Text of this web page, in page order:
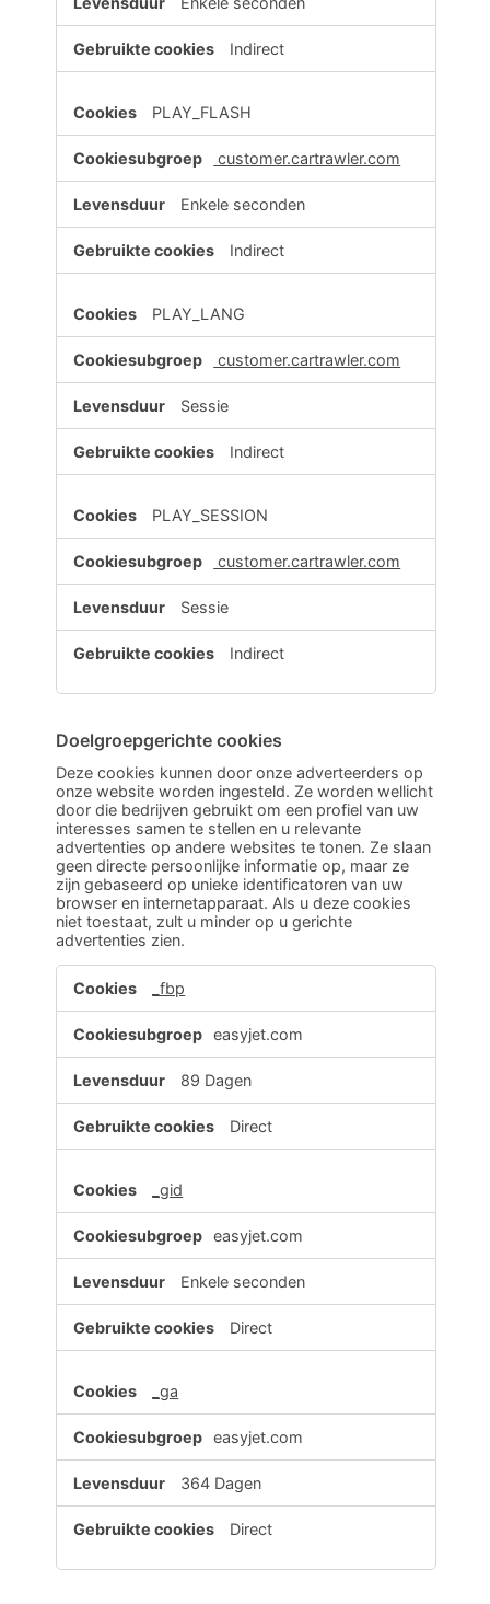
Indirect
PLAY_FLASH
customer.cartrawler.com
Enkele seconden
Indirect
PLAY_LANG
customer.cartrawler.com
Sessie
Indirect
PLAY_SESSION
customer.cartrawler.com
Sessie
Indirect
Doelgroepgerichte cookies
Deze cookies kunnen door onze adverteerders op
onze website worden ingesteld. Ze worden wellicht
door die bedrijven gebruikt om een profiel van uw
interesses samen te stellen en u relevante
advertenties op andere websites te tonen. Ze slaan
geen directe persoonlijke informatie op, maar ze
zijn gebaseerd op unieke identificatoren van uw
browser en internetapparaat. Als u deze cookies
niet toestaat, zult u minder op u gerichte
advertenties zien.
cookies
_fbp
easyjet.com
89 Dagen
Direct
_gid
easyjet.com
Enkele seconden
Direct
_ga
easyjet.com
364 Dagen
Direct